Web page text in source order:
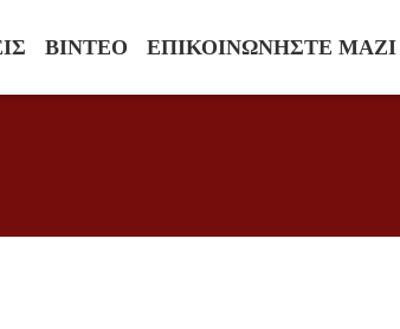
ΒΊΝΤΕΟ ΕΠΙΚΟΙΝΩΝΉΣΤΕ